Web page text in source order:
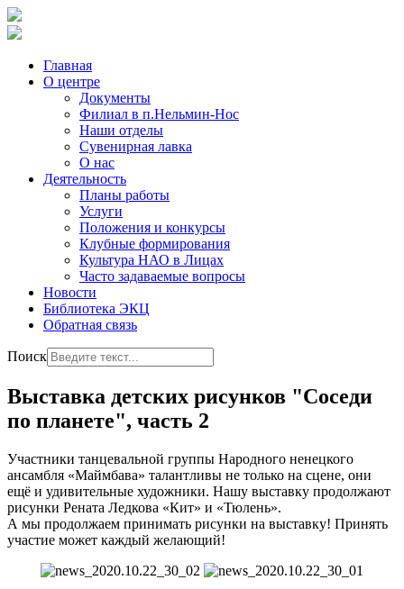
Главная
О центре
Документы
Филиал в п.Нельмин-Нос
Наши отделы
Сувенирная лавка
О нас
Деятельность
Планы работы
Услуги
Положения и конкурсы
Клубные формирования
Культура НАО в Лицах
Часто задаваемые вопросы
Новости
Библиотека ЭКЦ
Обратная связь
Поиск
Выставка детских рисунков "Соседи
по планете", часть 2
Участники танцевальной группы Народного ненецкого
ансамбля «Маймбава» талантливы не только на сцене, они
ещё и удивительные художники. Нашу выставку продолжают
рисунки Рената Ледкова «Кит» и «Тюлень».
А мы продолжаем принимать рисунки на выставку! Принять
участие может каждый желающий!